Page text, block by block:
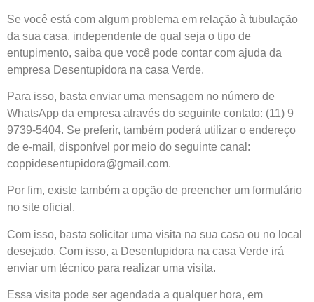
Se você está com algum problema em relação à tubulação
da sua casa, independente de qual seja o tipo de
entupimento, saiba que você pode contar com ajuda da
empresa Desentupidora na casa Verde.
Para isso, basta enviar uma mensagem no número de
WhatsApp da empresa através do seguinte contato: (11) 9
9739-5404. Se preferir, também poderá utilizar o endereço
de e-mail, disponível por meio do seguinte canal:
coppidesentupidora@gmail.com.
Por fim, existe também a opção de preencher um formulário
no site oficial.
Com isso, basta solicitar uma visita na sua casa ou no local
desejado. Com isso, a Desentupidora na casa Verde irá
enviar um técnico para realizar uma visita.
Essa visita pode ser agendada a qualquer hora, em